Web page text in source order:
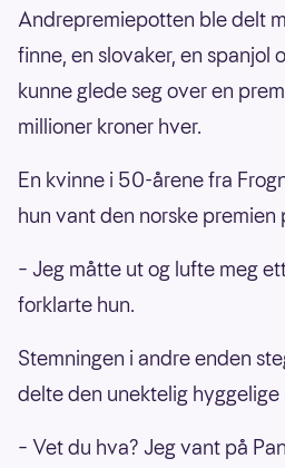
Andrepremiepotten ble delt
finne, en slovaker, en spanjol
kunne glede seg over en
millioner kroner hver.
En kvinne i 50-årene fra
hun vant den norske premien
– Jeg måtte ut og lufte meg
forklarte hun.
Stemningen i andre enden
delte den unektelig
– Vet du hva? Jeg vant på